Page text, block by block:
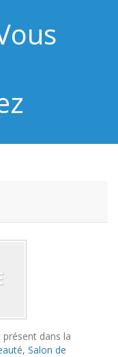
présent dans la
, Salon de